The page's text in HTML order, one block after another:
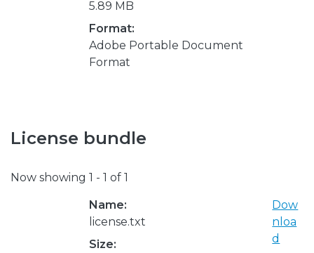
5.89 MB
Format:
Adobe Portable Document
Format
License bundle
Now showing 1 - 1 of 1
Name:
license.txt
Size:
Dow
nloa
d